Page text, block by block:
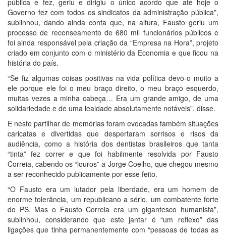
Governo fez com todos os sindicatos da administração pública”,
sublinhou, dando ainda conta que, na altura, Fausto geriu um
processo de recenseamento de 680 mil funcionários públicos e
foi ainda responsável pela criação da “Empresa na Hora”, projeto
criado em conjunto com o ministério da Economia e que ficou na
história do país.
“Se fiz algumas coisas positivas na vida política devo-o muito a
ele porque ele foi o meu braço direito, o meu braço esquerdo,
muitas vezes a minha cabeça… Era um grande amigo, de uma
solidariedade e de uma lealdade absolutamente notáveis”, disse.
E neste partilhar de memórias foram evocadas também situações
caricatas e divertidas que despertaram sorrisos e risos da
audiência, como a história dos dentistas brasileiros que tanta
“tinta” fez correr e que foi habilmente resolvida por Fausto
Correia, cabendo os “louros” a Jorge Coelho, que chegou mesmo
a ser reconhecido publicamente por esse feito.
“O Fausto era um lutador pela liberdade, era um homem de
enorme tolerância, um republicano a sério, um combatente forte
do PS. Mas o Fausto Correia era um gigantesco humanista”,
sublinhou, considerando que este jantar é “um reflexo” das
ligações que tinha permanentemente com “pessoas de todas as